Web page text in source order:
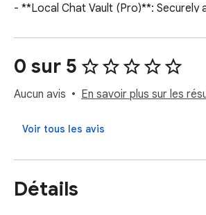
- **Local Chat Vault (Pro)**:
- **Context Handoff / Transfer
click.
- **Deep Thinking / CoT Filtering**:
exporting, keeping your files clean and
All parsing and file generation run
0 sur 5
Aucun avis En savoir plus sur les
Voir tous les avis
Détails